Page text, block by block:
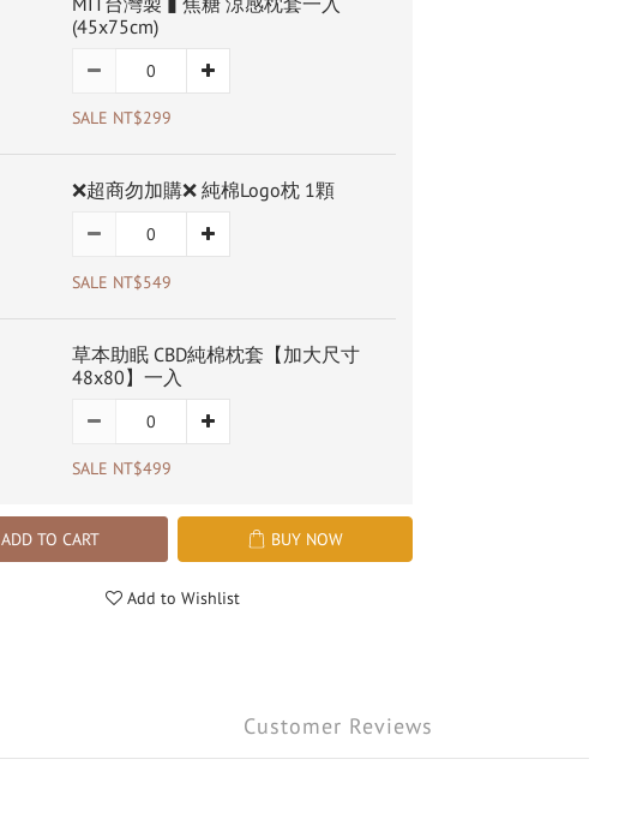
(45x75cm)
SALE NT$299
❌超商勿加購❌ 純棉Logo枕 1顆
SALE NT$549
草本助眠 CBD純棉枕套【加大尺寸
48x80】一入
SALE NT$499
ADD TO CART BUY NOW
Add to Wishlist
Customer Reviews